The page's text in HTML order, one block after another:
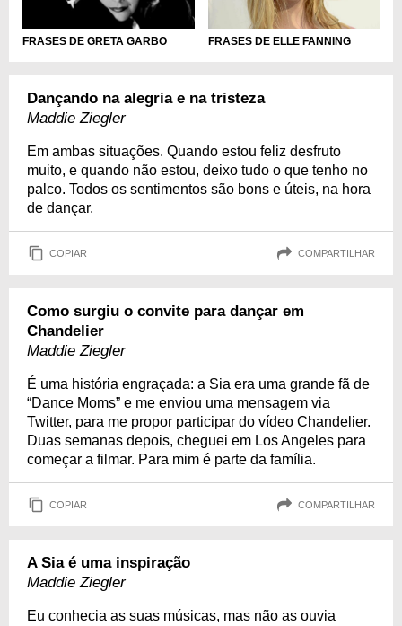
FRASES DE GRETA GARBO FRASES DE ELLE FANNING
Dançando na alegria e na tristeza
Maddie Ziegler
Em ambas situações. Quando estou feliz desfruto
muito, e quando não estou, deixo tudo o que tenho no
palco. Todos os sentimentos são bons e úteis, na hora
de dançar.
COPIAR COMPARTILHAR
Como surgiu o convite para dançar em
Chandelier
Maddie Ziegler
É uma história engraçada: a Sia era uma grande fã de
“Dance Moms” e me enviou uma mensagem via
Twitter, para me propor participar do vídeo Chandelier.
Duas semanas depois, cheguei em Los Angeles para
começar a filmar. Para mim é parte da família.
COPIAR COMPARTILHAR
A Sia é uma inspiração
Maddie Ziegler
Eu conhecia as suas músicas, mas não as ouvia